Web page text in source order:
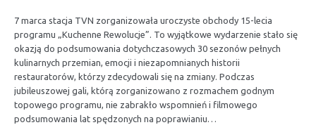
7 marca stacja TVN zorganizowała uroczyste obchody 15-lecia
programu „Kuchenne Rewolucje”. To wyjątkowe wydarzenie stało się
okazją do podsumowania dotychczasowych 30 sezonów pełnych
kulinarnych przemian, emocji i niezapomnianych historii
restauratorów, którzy zdecydowali się na zmiany. Podczas
jubileuszowej gali, którą zorganizowano z rozmachem godnym
topowego programu, nie zabrakło wspomnień i filmowego
podsumowania lat spędzonych na poprawianiu…